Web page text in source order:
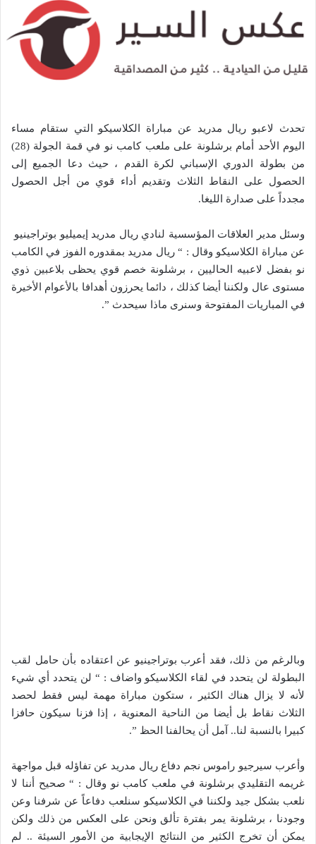
تحدث لاعبو ريال مدريد عن مباراة الكلاسيكو التي ستقام مساء
اليوم الأحد أمام برشلونة على ملعب كامب نو في قمة الجولة (28)
من بطولة الدوري الإسباني لكرة القدم ، حيث دعا الجميع إلى
الحصول على النقاط الثلاث وتقديم أداء قوي من أجل الحصول
مجدداً على صدارة الليغا.
وسئل مدير العلاقات المؤسسية لنادي ريال مدريد إيميليو بوتراجينيو
عن مباراة الكلاسيكو وقال : “ ريال مدريد بمقدوره الفوز في الكامب
نو بفضل لاعبيه الحاليين ، برشلونة خصم قوي يحظى بلاعبين ذوي
مستوى عال ولكننا أيضا كذلك ، دائما يحرزون أهدافا بالأعوام الأخيرة
في المباريات المفتوحة وسنرى ماذا سيحدث ”.
وبالرغم من ذلك، فقد أعرب بوتراجينيو عن اعتقاده بأن حامل لقب
البطولة لن يتحدد في لقاء الكلاسيكو واضاف : “ لن يتحدد أي شيء
لأنه لا يزال هناك الكثير ، ستكون مباراة مهمة ليس فقط لحصد
الثلاث نقاط بل أيضا من الناحية المعنوية ، إذا فزنا سيكون حافزا
كبيرا بالنسبة لنا.. آمل أن يحالفنا الحظ ”.
وأعرب سيرجيو راموس نجم دفاع ريال مدريد عن تفاؤله قبل مواجهة
غريمه التقليدي برشلونة في ملعب كامب نو وقال : “ صحيح أننا لا
نلعب بشكل جيد ولكننا في الكلاسيكو سنلعب دفاعاً عن شرفنا وعن
وجودنا ، برشلونة يمر بفترة تألق ونحن على العكس من ذلك ولكن
يمكن أن تخرج الكثير من النتائج الإيجابية من الأمور السيئة .. لم